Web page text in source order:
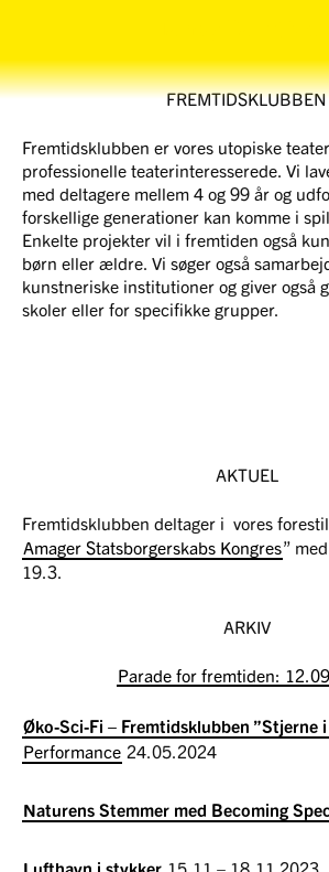
FREMTIDSKLUBBEN
Fremtidsklubben er vores utopiske
professionelle teaterinteresserede. Vi
med deltagere mellem 4 og 99 år og
forskellige generationer kan komme i
Enkelte projekter vil i fremtiden også
børn eller ældre. Vi søger også
kunstneriske institutioner og giver også
skoler eller for specifikke grupper.
AKTUEL
Fremtidsklubben deltager i vores
Amager Statsborgerskabs Kongres”
19.3.
ARKIV
Parade for fremtiden:
Øko-Sci-Fi – Fremtidsklubben ”Stjerne
Performance 24.05.2024
Naturens Stemmer med Becoming
Lufthavn i stykker 15.11 – 18.11 2023